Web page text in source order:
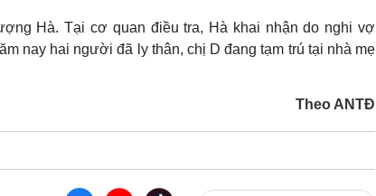
Hà. Tại cơ quan điều tra, Hà khai nhận do nghi vợ
nay hai người đã ly thân, chị D đang tạm trú tại nhà mẹ
Theo ANTĐ